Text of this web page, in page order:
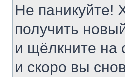
Не паникуйте!
получить
и щёлкните на
и скоро вы